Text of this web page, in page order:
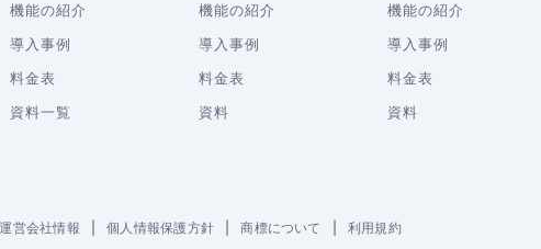
機能の紹介
導入事例
料金表
資料一覧
機能の紹介
導入事例
料金表
資料
機能の紹介
導入事例
料金表
資料
運営会社情報 個人情報保護方針 商標について 利用規約